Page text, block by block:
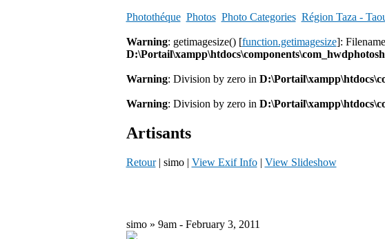
Photothéque Photos Photo Categories Région Taza -
Warning: getimagesize() [function.getimagesize]:
Warning: Division by zero in
Warning: Division by zero in
Artisants
Retour| simo | View Exif Info| View Slideshow
simo » 9am - February 3, 2011